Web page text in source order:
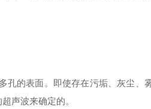
孔的表面。即使存在污垢、灰尘、
声波来确定的。